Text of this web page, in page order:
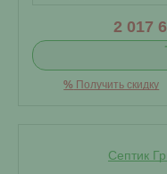
2 017
% Получить скидку
Септик